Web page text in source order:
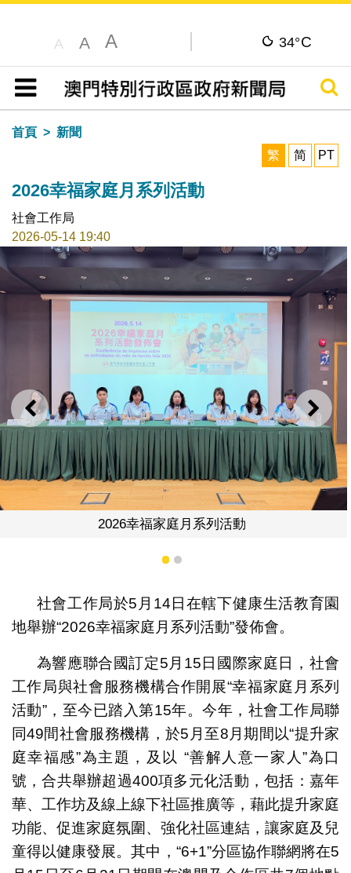
A A A 34°C
目錄
搜尋
首頁
新聞
繁
简 PT
2026幸福家庭月系列活動
社會工作局
2026-05-14 19:40
上一則 下一
2026幸福家庭月系
1 2
社會工作局於5月14日在轄下健康生活教育園
地舉辦“2026幸福家庭月系列活動”發佈會。
為響應聯合國訂定5月15日國際家庭日，社會
工作局與社會服務機構合作開展“幸福家庭月系列
活動”，至今已踏入第15年。今年，社會工作局聯
同49間社會服務機構，於5月至8月期間以“提升家
庭幸福感”為主題，及以 “善解人意一家人”為口
號，合共舉辦超過400項多元化活動，包括：嘉年
華、工作坊及線上線下社區推廣等，藉此提升家庭
功能、促進家庭氛圍、強化社區連結，讓家庭及兒
童得以健康發展。其中，“6+1”分區協作聯網將在5